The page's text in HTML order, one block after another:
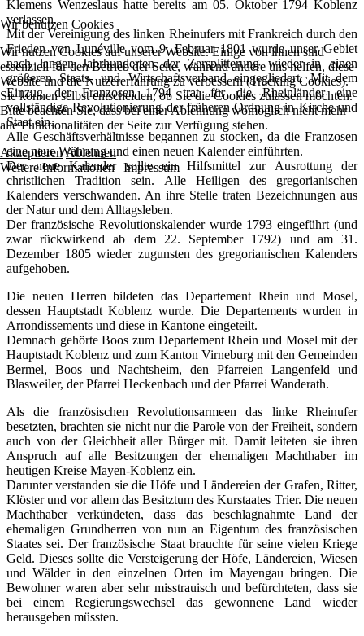
Klemens Wenzeslaus hatte bereits am 05. Oktober 1794 Koblenz
verlassen.
Mit der Vereinigung des linken Rheinufers mit Frankreich durch den
Frieden von Lunéville vom 9. Februar 1801 wurde unser Gebiet
nach langen Jahrhunderten der Zersplitterung wieder in einen
größeren Staats- und Wirtschaftsverband eingegliedert. Mit dem
Einzug der Franzosen 1794 trat für die Rheinländer eine
vollständige Revolutionierung der früheren Ordnung in Kirche und
Staat ein.
Alle Geschäftsverhältnisse begannen zu stocken, da die Franzosen
eine neue Währung und einen neuen Kalender einführten.
Der neue Kalender sollte ein Hilfsmittel zur Ausrottung der
christlichen Tradition sein. Alle Heiligen des gregorianischen
Kalenders verschwanden. An ihre Stelle traten Bezeichnungen aus
der Natur und dem Alltagsleben.
Der französische Revolutionskalender wurde 1793 eingeführt (und
zwar rückwirkend ab dem 22. September 1792) und am 31.
Dezember 1805 wieder zugunsten des gregorianischen Kalenders
aufgehoben.
Die neuen Herren bildeten das Departement Rhein und Mosel,
dessen Hauptstadt Koblenz wurde. Die Departements wurden in
Arrondissements und diese in Kantone eingeteilt.
Demnach gehörte Boos zum Departement Rhein und Mosel mit der
Hauptstadt Koblenz und zum Kanton Virneburg mit den Gemeinden
Bermel, Boos und Nachtsheim, den Pfarreien Langenfeld und
Blasweiler, der Pfarrei Heckenbach und der Pfarrei Wanderath.
Als die französischen Revolutionsarmeen das linke Rheinufer
besetzten, brachten sie nicht nur die Parole von der Freiheit, sondern
auch von der Gleichheit aller Bürger mit. Damit leiteten sie ihren
Anspruch auf alle Besitzungen der ehemaligen Machthaber im
heutigen Kreise Mayen-Koblenz ein.
Darunter verstanden sie die Höfe und Ländereien der Grafen, Ritter,
Klöster und vor allem das Besitztum des Kurstaates Trier. Die neuen
Machthaber verkündeten, dass das beschlagnahmte Land der
ehemaligen Grundherren von nun an Eigentum des französischen
Staates sei. Der französische Staat brauchte für seine vielen Kriege
Geld. Dieses sollte die Versteigerung der Höfe, Ländereien, Wiesen
und Wälder in den einzelnen Orten im Mayengau bringen. Die
Bewohner waren aber sehr misstrauisch und befürchteten, dass sie
bei einem Regierungswechsel das gewonnene Land wieder
herausgeben müssten.
Wir benutzen Cookies
Wir nutzen Cookies auf unserer Website. Einige von ihnen sind
essenziell für den Betrieb der Seite, während andere uns helfen, diese
Website und die Nutzererfahrung zu verbessern (Tracking Cookies).
Sie können selbst entscheiden, ob Sie die Cookies zulassen möchten.
Bitte beachten Sie, dass bei einer Ablehnung womöglich nicht mehr
alle Funktionalitäten der Seite zur Verfügung stehen.
Akzeptieren Ablehnen
Weitere Informationen| Impressum